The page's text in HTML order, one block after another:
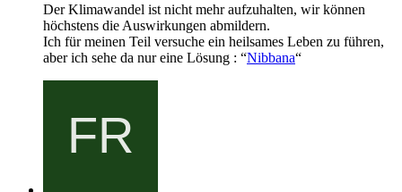
Der Klimawandel ist nicht mehr aufzuhalten, wir können
höchstens die Auswirkungen abmildern.
Ich für meinen Teil versuche ein heilsames Leben zu führen,
aber ich sehe da nur eine Lösung : “Nibbana“